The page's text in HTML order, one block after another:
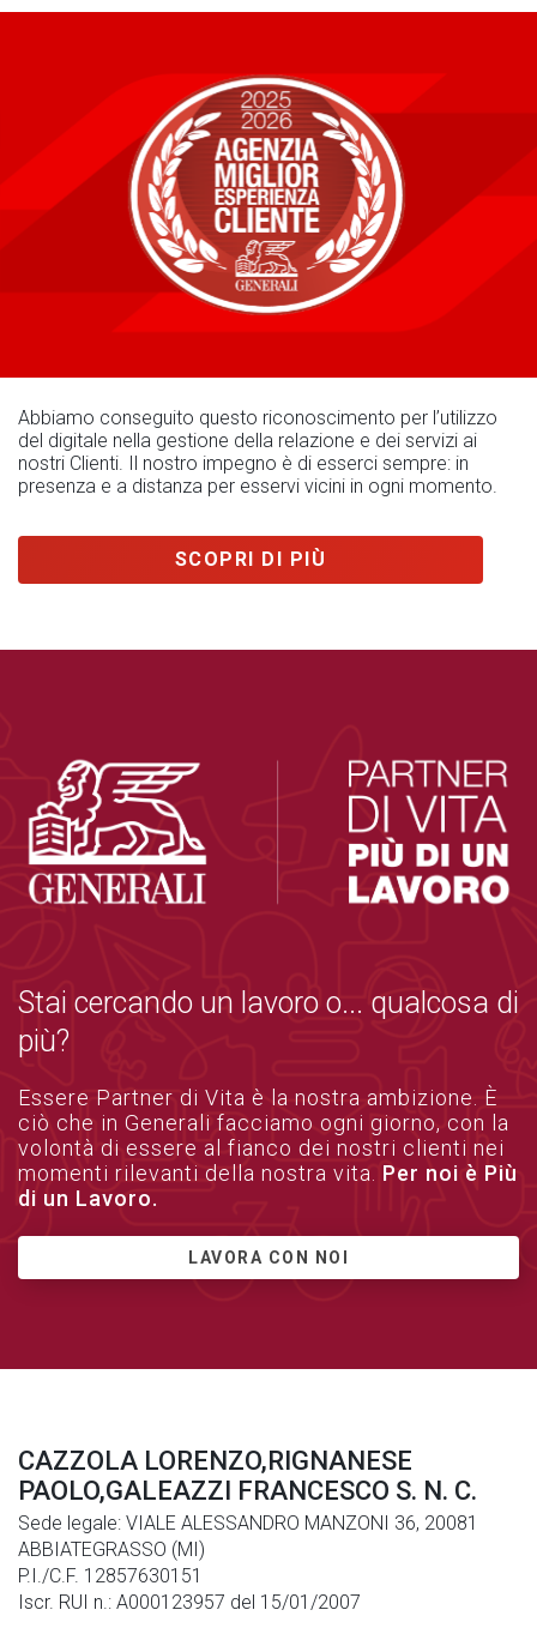
Abbiamo conseguito questo riconoscimento per l’utilizzo
del digitale nella gestione della relazione e dei servizi ai
nostri Clienti. Il nostro impegno è di esserci sempre: in
presenza e a distanza per esservi vicini in ogni momento.
SCOPRI DI PIÙ
Stai cercando un lavoro o... qualcosa di
più?
Essere Partner di Vita è la nostra ambizione. È
ciò che in Generali facciamo ogni giorno, con la
volontà di essere al fianco dei nostri clienti nei
momenti rilevanti della nostra vita. Per noi è Più
di un Lavoro.
LAVORA CON NOI
CAZZOLA LORENZO,RIGNANESE
PAOLO,GALEAZZI FRANCESCO S. N. C.
Sede legale: VIALE ALESSANDRO MANZONI 36, 20081
ABBIATEGRASSO (MI)
P.I./C.F. 12857630151
Iscr. RUI n.: A000123957 del 15/01/2007